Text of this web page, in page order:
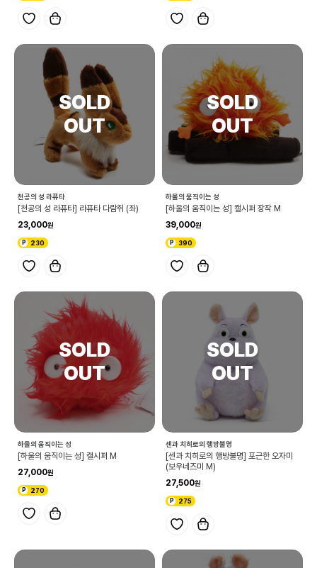
천공의 성 라퓨타
[천공의 성 라퓨타] 라퓨타 다람쥐 (좌)
23,000
230
하울의 움직이는 성
[하울의 움직이는 성] 캘시퍼 장작 M
39,000
390
하울의 움직이는 성
[하울의 움직이는 성] 캘시퍼 M
27,000
270
센과 치히로의 행방불명
[센과 치히로의 행방불명] 포근한 오자미
(보우네즈미 M)
27,500
275